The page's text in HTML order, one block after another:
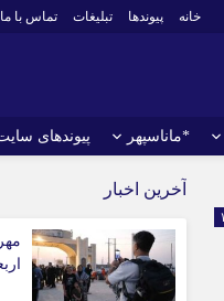
خانه پیوندها تبلیغات تماس با ما
*ماناسپهر پیوندهای
سروش
نام کاربری یا نشانی ایمیل
رمز عبور
آخرین اخبار